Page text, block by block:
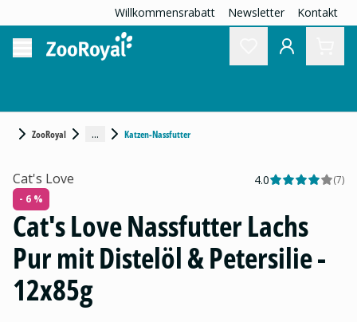
Willkommensrabatt Newsletter Kontakt
ZooRoyal ... Katzen-Nassfutter
Cat's Love 4.0 (7)
- 6 %
Cat's Love Nassfutter Lachs
Pur mit Distelöl & Petersilie -
12x85g